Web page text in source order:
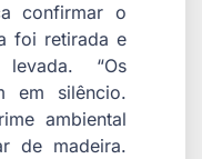
confirmar o
foi retirada e
“Os
em silêncio.
ambiental
de madeira.